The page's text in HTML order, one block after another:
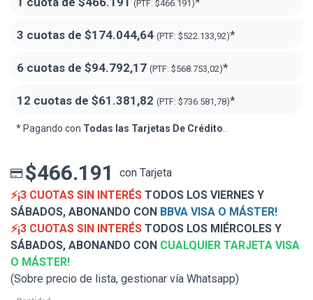
(PTF: $466.191)
3 cuotas de $174.044,64 (PTF: $522.133,92)*
6 cuotas de $94.792,17 (PTF: $568.753,02)*
12 cuotas de $61.381,82 (PTF: $736.581,78)*
* Pagando con Todas las Tarjetas De Crédito
$466.191
con Tarjeta
⚡¡3 CUOTAS SIN INTERÉS TODOS LOS VIERNES Y
SÁBADOS, ABONANDO CON BBVA VISA O MÁSTER!
⚡¡3 CUOTAS SIN INTERÉS TODOS LOS MIÉRCOLES Y
SÁBADOS, ABONANDO CON CUALQUIER TARJETA VISA
O MÁSTER!
(Sobre precio de lista, gestionar vía Whatsapp)